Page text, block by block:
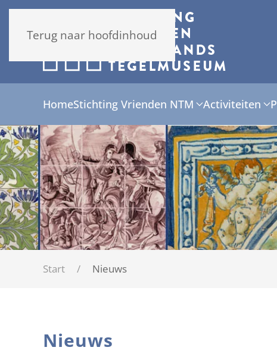
Terug naar hoofdinhoud
HomeStichting Vrienden NTM Activiteiten
Start Nieuws
Nieuws